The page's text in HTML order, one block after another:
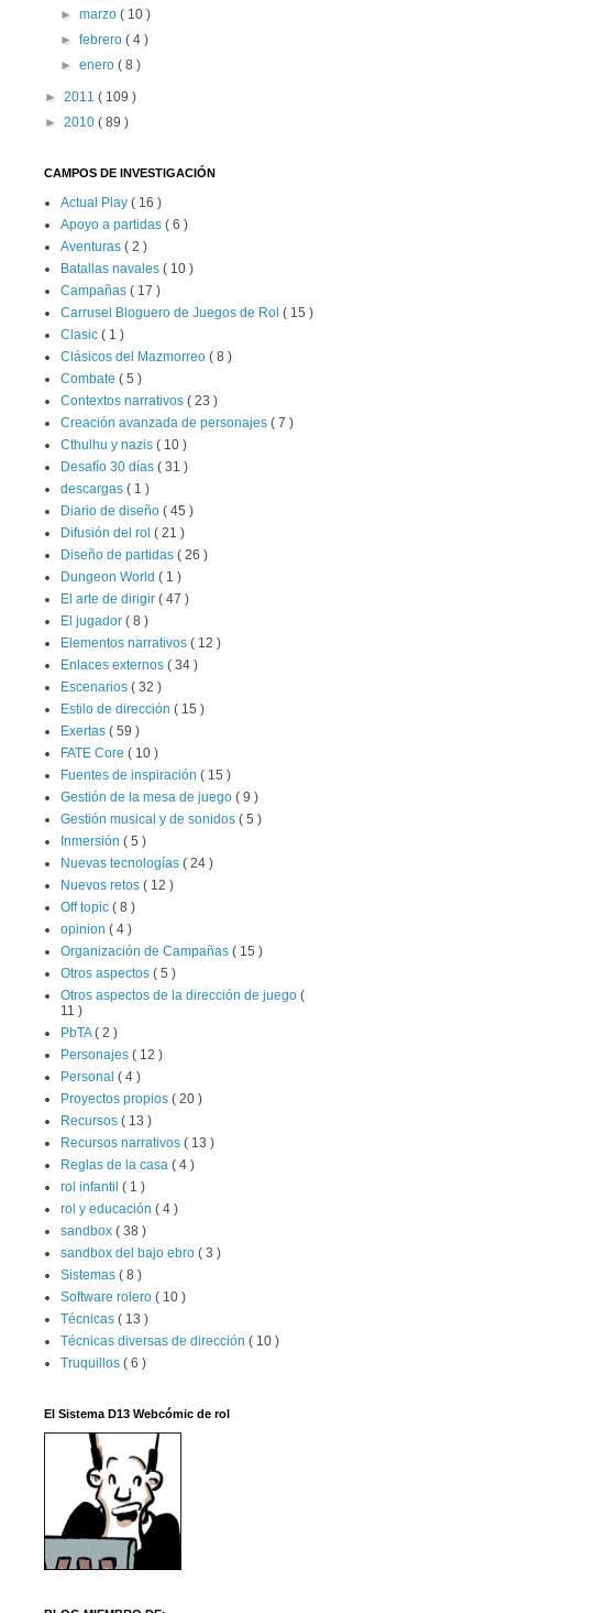
►marzo( 10 )
►febrero( 4 )
►enero( 8 )
► 2011 ( 109 )
► 2010 ( 89 )
CAMPOS DE INVESTIGACIÓN
Actual Play ( 16 )
Apoyo a partidas ( 6 )
Aventuras ( 2 )
Batallas navales ( 10 )
Campañas ( 17 )
Carrusel Bloguero de Juegos de Rol ( 15 )
Clasic ( 1 )
Clásicos del Mazmorreo ( 8 )
Combate ( 5 )
Contextos narrativos ( 23 )
Creación avanzada de personajes ( 7 )
Cthulhu y nazis ( 10 )
Desafío 30 días ( 31 )
descargas ( 1 )
Diario de diseño ( 45 )
Difusión del rol ( 21 )
Diseño de partidas ( 26 )
Dungeon World ( 1 )
El arte de dirigir ( 47 )
El jugador ( 8 )
Elementos narrativos ( 12 )
Enlaces externos ( 34 )
Escenarios ( 32 )
Estilo de dirección ( 15 )
Exertas ( 59 )
FATE Core ( 10 )
Fuentes de inspiración ( 15 )
Gestión de la mesa de juego ( 9 )
Gestión musical y de sonidos ( 5 )
Inmersión ( 5 )
Nuevas tecnologías ( 24 )
Nuevos retos ( 12 )
Off topic ( 8 )
opinion ( 4 )
Organización de Campañas ( 15 )
Otros aspectos ( 5 )
Otros aspectos de la dirección de juego (
11 )
PbTA( 2 )
Personajes ( 12 )
Personal ( 4 )
Proyectos propios ( 20 )
Recursos ( 13 )
Recursos narrativos ( 13 )
Reglas de la casa ( 4 )
rol infantil ( 1 )
rol y educación ( 4 )
sandbox ( 38 )
sandbox del bajo ebro ( 3 )
Sistemas ( 8 )
Software rolero ( 10 )
Técnicas ( 13 )
Técnicas diversas de dirección ( 10 )
Truquillos ( 6 )
El Sistema D13 Webcómic de rol